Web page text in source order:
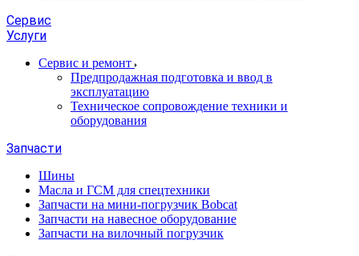
Сервис
Услуги
Сервис и ремонт
Предпродажная подготовка и ввод в
эксплуатацию
Техническое сопровождение техники и
оборудования
Запчасти
Шины
Масла и ГСМ для спецтехники
Запчасти на мини-погрузчик Bobcat
Запчасти на навесное оборудование
Запчасти на вилочный погрузчик